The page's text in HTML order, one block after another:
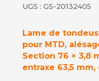
UGS : GS-20132405
Lame de
pour MTD,
Section 76 × 3,8
entraxe 63,5